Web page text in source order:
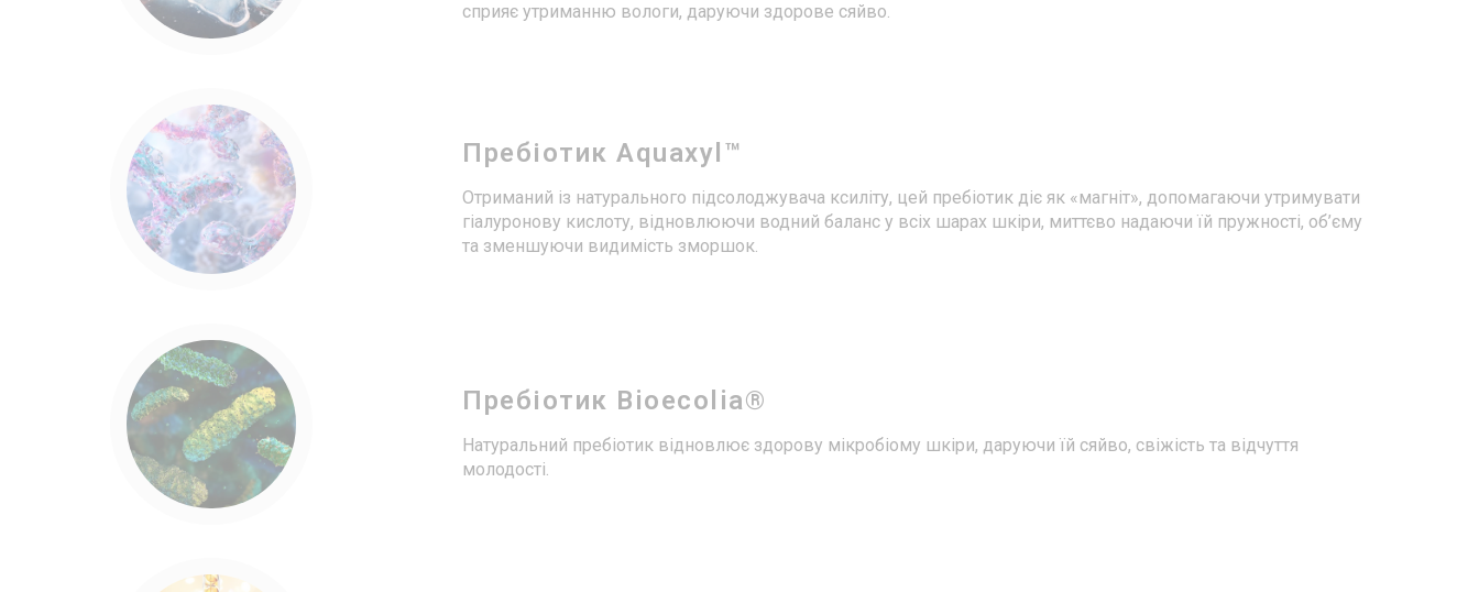
сприяє утриманню вологи, даруючи здорове сяйво.
Пребіотик Aquaxyl™
Отриманий із натурального підсолоджувача ксиліту, цей пребіотик діє як «магніт», допомагаючи утримувати
гіалуронову кислоту, відновлюючи водний баланс у всіх шарах шкіри, миттєво надаючи їй пружності, об’єму
та зменшуючи видимість зморшок.
Пребіотик Bioecolia®
Натуральний пребіотик відновлює здорову мікробіому шкіри, даруючи їй сяйво, свіжість та відчуття
молодості.